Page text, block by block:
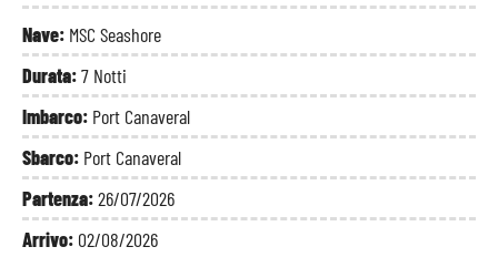
Nave: MSC Seashore
Durata:7 Notti
Imbarco: Port Canaveral
Sbarco: Port Canaveral
Partenza:26/07/2026
Arrivo: 02/08/2026